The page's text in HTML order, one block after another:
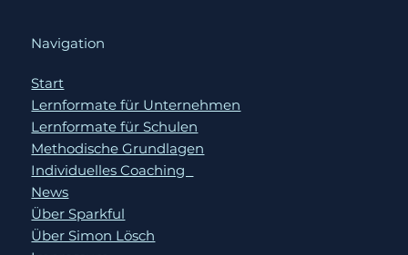
Navigation
Start
Lernformate für Unternehmen
Lernformate für Schulen
Methodische Grundlagen
Individuelles Coaching
News